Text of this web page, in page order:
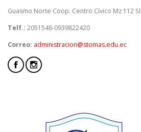
Guasmo Norte Coop. Centro Cívico Mz 112 Sl
Telf.: 2051548-0939822420
Correo: administracion@stomas.edu.ec